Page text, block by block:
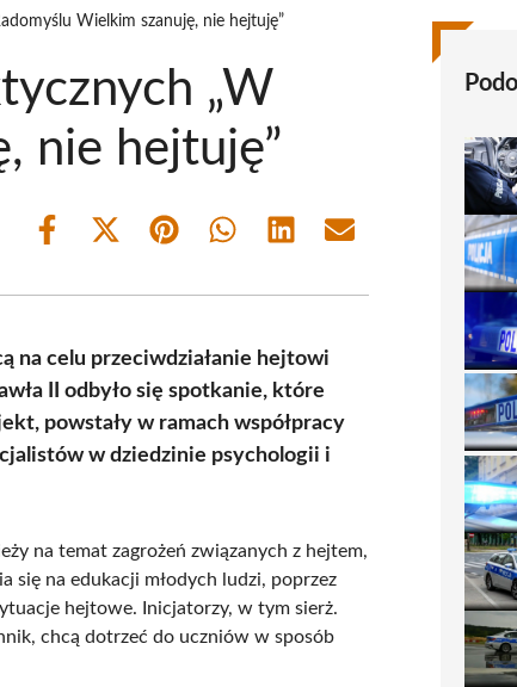
Wielkim szanuję, nie hejtuję”
„W
nie hejtuję”
Share
Share
(Twitter)
Share Share Share Share
na celu przeciwdziałanie hejtowi
II odbyło się spotkanie, które
powstały w ramach współpracy
w dziedzinie psychologii i
na temat zagrożeń związanych z hejtem,
się na edukacji młodych ludzi, poprzez
hejtowe. Inicjatorzy, w tym sierż.
chcą dotrzeć do uczniów w sposób